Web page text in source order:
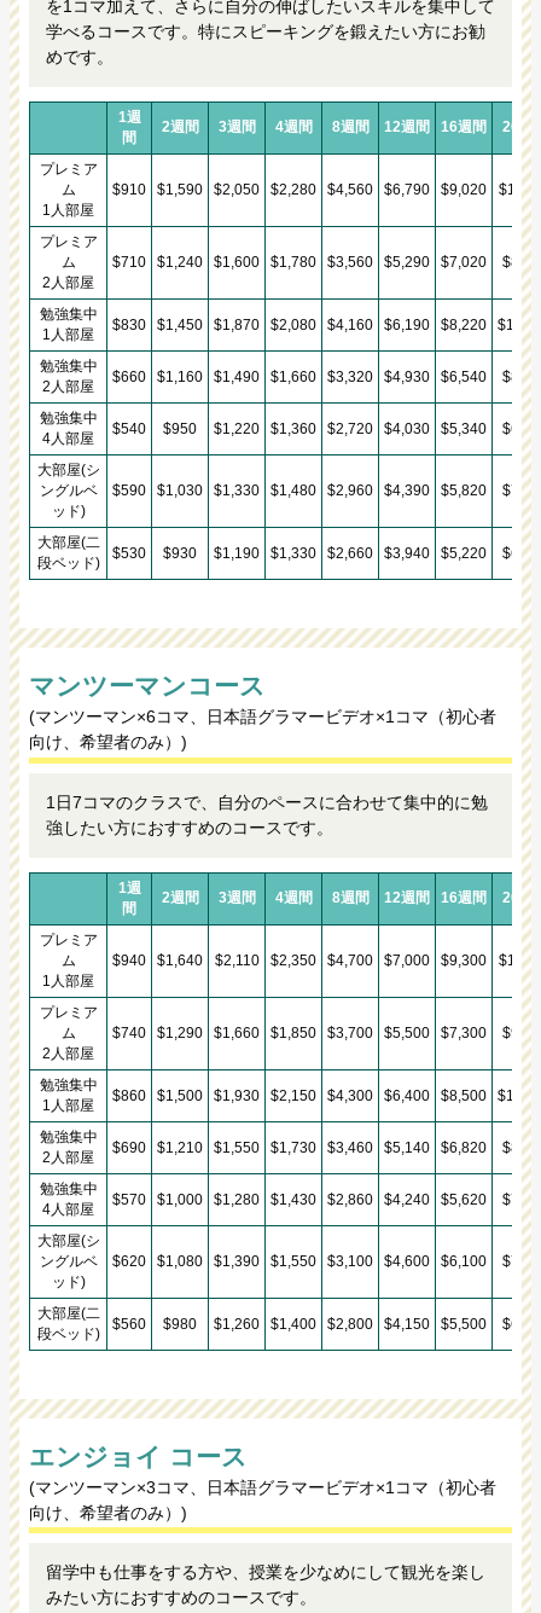
を1コマ加えて、さらに自分の伸ばしたいスキルを集中して
学べるコースです。特にスピーキングを鍛えたい方にお勧
めです。
1週
間
2週間 3週間 4週間 8週間 12週間 16週間 20週
プレミア
ム
1人部屋
$910 $1,590 $2,050 $2,280 $4,560 $6,790 $9,020
プレミア
ム
2人部屋
$710 $1,240 $1,600 $1,780 $3,560 $5,290 $7,020
勉強集中
1人部屋
$830 $1,450 $1,870 $2,080 $4,160 $6,190 $8,220
勉強集中
2人部屋
$660 $1,160 $1,490 $1,660 $3,320 $4,930 $6,540
勉強集中
4人部屋
$540 $950 $1,220 $1,360 $2,720 $4,030 $5,340
大部屋(シ
ングルベ
ッド)
$590 $1,030 $1,330 $1,480 $2,960 $4,390 $5,820
大部屋(二
段ベッド)
$530 $930 $1,190 $1,330 $2,660 $3,940 $5,220
マンツーマンコース
(マンツーマン×6コマ、日本語グラマービデオ×1コマ（初心者
向け、希望者のみ）)
1日7コマのクラスで、自分のペースに合わせて集中的に勉
強したい方におすすめのコースです。
1週
間
2週間 3週間 4週間 8週間 12週間 16週間 20週
プレミア
ム
1人部屋
$940 $1,640 $2,110 $2,350 $4,700 $7,000 $9,300
プレミア
ム
2人部屋
$740 $1,290 $1,660 $1,850 $3,700 $5,500 $7,300
勉強集中
1人部屋
$860 $1,500 $1,930 $2,150 $4,300 $6,400 $8,500
勉強集中
2人部屋
$690 $1,210 $1,550 $1,730 $3,460 $5,140 $6,820
勉強集中
4人部屋
$570 $1,000 $1,280 $1,430 $2,860 $4,240 $5,620
大部屋(シ
ングルベ
ッド)
$620 $1,080 $1,390 $1,550 $3,100 $4,600 $6,100
大部屋(二
段ベッド)
$560 $980 $1,260 $1,400 $2,800 $4,150 $5,500
エンジョイ コース
(マンツーマン×3コマ、日本語グラマービデオ×1コマ（初心者
向け、希望者のみ）)
留学中も仕事をする方や、授業を少なめにして観光を楽し
みたい方におすすめのコースです。